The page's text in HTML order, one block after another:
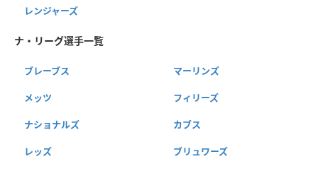
レンジャーズ
ナ・リーグ選手一覧
ブレーブス マーリンズ
メッツ フィリーズ
ナショナルズ カブス
レッズ ブリュワーズ